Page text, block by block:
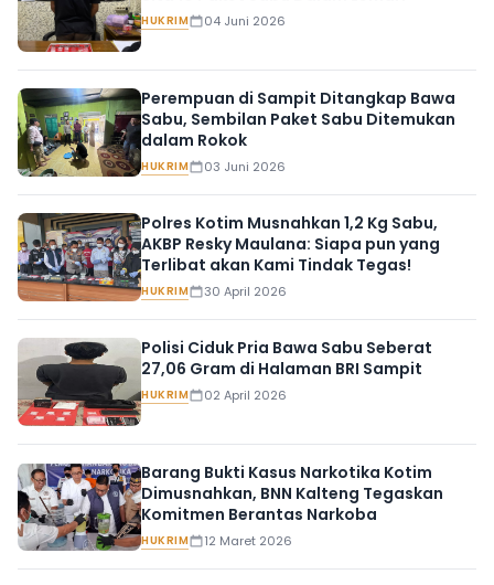
HUKRIM 04 Juni 2026
Perempuan di Sampit Ditangkap Bawa
Sabu, Sembilan Paket Sabu Ditemukan
dalam Rokok
HUKRIM 03 Juni 2026
Polres Kotim Musnahkan 1,2 Kg Sabu,
AKBP Resky Maulana: Siapa pun yang
Terlibat akan Kami Tindak Tegas!
HUKRIM 30 April 2026
Polisi Ciduk Pria Bawa Sabu Seberat
27,06 Gram di Halaman BRI Sampit
HUKRIM 02 April 2026
Barang Bukti Kasus Narkotika Kotim
Dimusnahkan, BNN Kalteng Tegaskan
Komitmen Berantas Narkoba
HUKRIM 12 Maret 2026